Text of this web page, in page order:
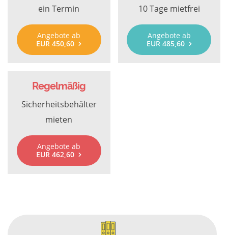
ein Termin
Angebote ab
EUR 450,60
10 Tage mietfrei
Angebote ab
EUR 485,60
Regelmäßig
Sicherheitsbehälter
mieten
Angebote ab
EUR 462,60